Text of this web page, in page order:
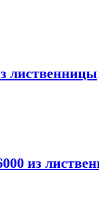
лиственницы
из